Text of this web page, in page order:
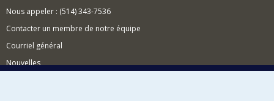
Nous appeler : (514) 343-7536
Contacter un membre de notre équipe
Courriel général
Nouvelles